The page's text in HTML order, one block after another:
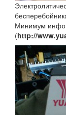
Минимум
(http://